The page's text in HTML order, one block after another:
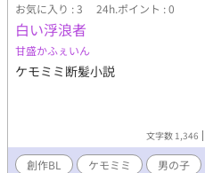
お気に入り : 3 24h.ポイント : 0
白い浮浪者
甘盛かふぇいん
ケモミミ断髪小説
文字数 1,346
創作BL ケモミミ 男の子